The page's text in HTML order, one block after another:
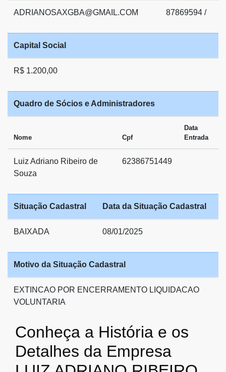
ADRIANOSAXGBA@GMAIL.COM 87869594 /
Capital Social
R$ 1.200,00
Quadro de Sócios e Administradores
Nome Cpf
Data
Entrada
Luiz Adriano Ribeiro de
Souza
62386751449
Situação Cadastral Data da Situação Cadastral
BAIXADA 08/01/2025
Motivo da Situação Cadastral
EXTINCAO POR ENCERRAMENTO LIQUIDACAO
VOLUNTARIA
Conheça a História e os
Detalhes da Empresa